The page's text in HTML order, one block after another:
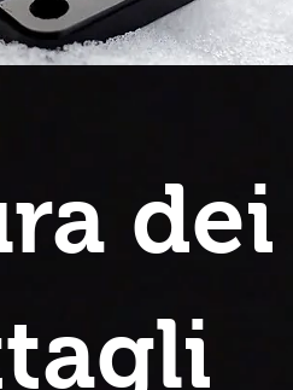
dei